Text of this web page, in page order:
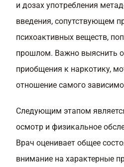
и дозах употребления
введения, сопутствующем
психоактивных веществ,
прошлом. Важно выяснить
приобщения к наркотику,
отношение самого
Следующим этапом
осмотр и физикальное
Врач оценивает общее
внимание на характерные